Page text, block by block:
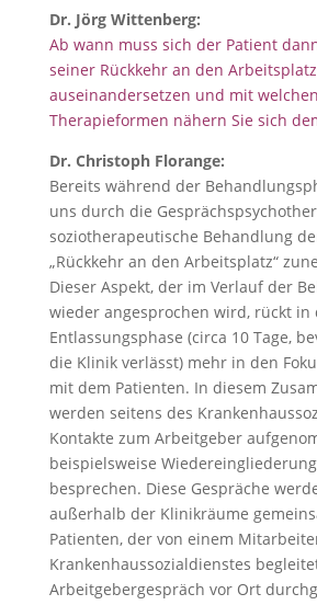
Dr. Jörg Wittenberg:
Ab wann muss sich der Patient
seiner Rückkehr an den Arbeitsplatz
auseinandersetzen und mit welchen
Therapieformen nähern Sie sich
Dr. Christoph Florange:
Bereits während der
uns durch die
soziotherapeutische Behandlung
„Rückkehr an den Arbeitsplatz“
Dieser Aspekt, der im Verlauf der
wieder angesprochen wird, rückt in
Entlassungsphase (circa 10 Tage,
die Klinik verlässt) mehr in den
mit dem Patienten. In diesem
werden seitens des
Kontakte zum Arbeitgeber
beispielsweise
besprechen. Diese Gespräche
außerhalb der Klinikräume
Patienten, der von einem
Krankenhaussozialdienstes
Arbeitgebergespräch vor Ort